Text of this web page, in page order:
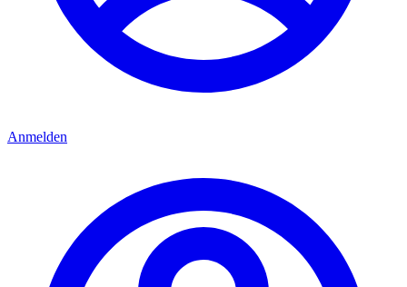
Anmelden